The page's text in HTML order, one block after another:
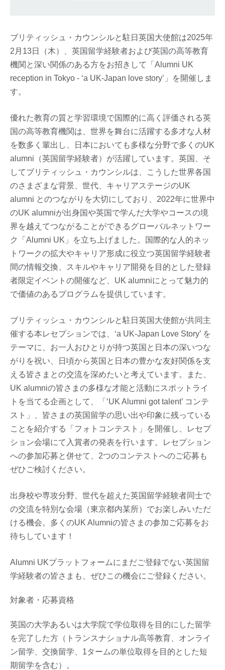
ブリティッシュ・カウンシルと駐日英国大使館は2025年
2月13日（木）、英国留学経験者および英国の高等教育
機関と深い関係のある方をお招きして「Alumni UK
reception in Tokyo - ‘a UK-Japan love story’」を開催しま
す。
優れた教育の質と学習環境で国際的に高く評価される英
国の高等教育機関は、世界を舞台に活躍する多才な人材
を数多く輩出し、日本においても多様な分野で多くのUK
alumni（英国留学経験者）が活躍しています。英国、そ
してブリティッシュ・カウンシルは、こうした世界各国
のさまざまな背景、世代、キャリアステージのUK
alumni とのつながりを大切にしており、2022年に世界中
のUK alumniが出身国や英国で学んだ大学やコースの境
界を越えてつながることができるグローバルネットワー
ク「Alumni UK」を立ち上げました。国際的な人的ネッ
トワークの拡大やキャリア形成に役立つ英国留学経験者
間の情報交換、スキルやキャリア開発を目的とした登録
者限定イベントの開催など、UK alumniにとって魅力的
で価値のあるプログラムを提供しています。
ブリティッシュ・カウンシルと駐日英国大使館が共同主
催する本レセプションでは、‘a UK-Japan Love Story’ を
テーマに、お一人おひとりが持つ英国と日本の深いつな
がりを祝い、日頃から英国と日本の豊かな友好関係を支
える皆さまとの交流を深めたいと考えています。また、
UK alumniの皆さまの多様な才能と活動にスポットライ
トを当てる企画として、「‘UK Alumni got talent’ コンテ
スト」、皆さまの英国留学の思い出や印象に残っている
ことを紹介する「フォトコンテスト」を開催し、レセプ
ション会場にて入賞者の発表を行います。レセプション
への参加応募と併せて、2つのコンテストへのご応募も
ぜひご検討ください。
出身校や専攻分野、世代を超えた英国留学経験者同士で
の交流を特別な会場（東京都内某所）でお楽しみいただ
ける機会。多くのUK Alumniの皆さまの参加ご応募をお
待ちしています！
Alumni UKプラットフォームにまだご登録でない英国留
学経験者の皆さまも、ぜひこの機会にご登録ください。
対象者・応募資格
英国の大学あるいは大学院で学位取得を目的にした留学
を完了した方（トランスナショナル高等教育、オンライ
ン留学、交換留学、1タームの単位取得を目的とした短
期留学を含む）。